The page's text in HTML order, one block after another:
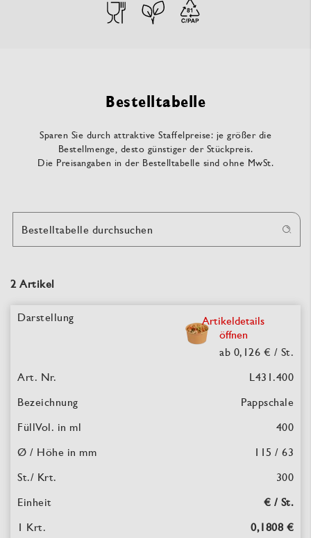
Bestelltabelle
Sparen Sie durch attraktive Staffelpreise: je größer die
Bestellmenge, desto günstiger der Stückpreis.
Die Preisangaben in der Bestelltabelle sind ohne MwSt.
2 Artikel
Bestelltabelle durchsuchen
Artikeldetails
öffnen
ab 0,126 € / St.
L431.400
Pappschale
400
115 / 63
300
€ / St.
0,1808 €